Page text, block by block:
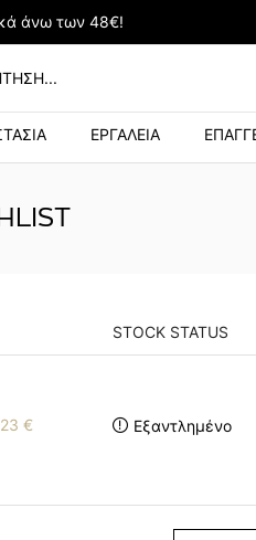
άνω των 48€!
ΕΡΓΑΛΕΙΑ
STOCK STATUS
€ Εξαντλημένο